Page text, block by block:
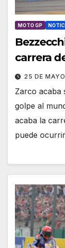
MOTO GP
carrera
25 DE
Zarco acaba
golpe al
acaba la
puede